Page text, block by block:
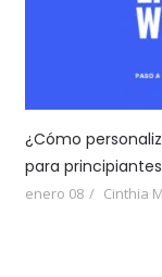
¿Cómo
para
enero 08 Cinthia